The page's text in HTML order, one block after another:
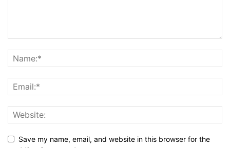
Save my name, email, and website in this browser for the